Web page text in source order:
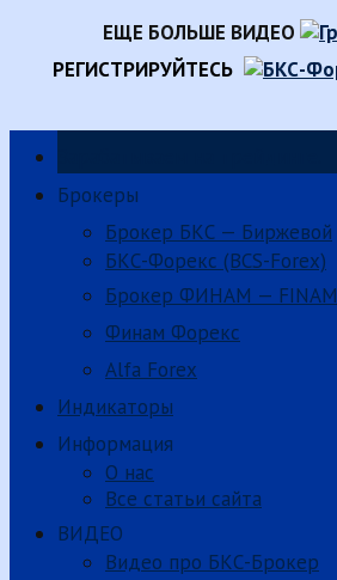
ЕЩЕ БОЛЬШЕ ВИДЕО
РЕГИСТРИРУЙТЕСЬ
Брокеры
Брокер БКС — Биржевой
БКС-Форекс (BCS-Forex)
Брокер ФИНАМ — FINAM
Финам Форекс
Alfa Forex
Индикаторы
Информация
О нас
Все статьи сайта
ВИДЕО
Видео про БКС-Брокер